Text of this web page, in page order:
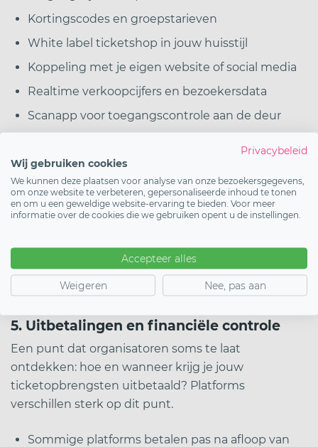
Kortingscodes en groepstarieven
White label ticketshop in jouw huisstijl
Koppeling met je eigen website of social media
Realtime verkoopcijfers en bezoekersdata
Scanapp voor toegangscontrole aan de deur
systemen
Mogelijkheid tot bezoekersregistratie zonder
betaling
GO-tickets. Twijfel je of iets werkt voor jouw
specifieke situatie? Neem contact op, we denken
graag mee.
5. Uitbetalingen en financiële controle
Een punt dat organisatoren soms te laat
ontdekken: hoe en wanneer krijg je jouw
ticketopbrengsten uitbetaald? Platforms
verschillen sterk op dit punt.
Sommige platforms betalen pas na afloop van
Privacybeleid
Wij gebruiken cookies
We kunnen deze plaatsen voor analyse van onze bezoekersgegevens,
om onze website te verbeteren, gepersonaliseerde inhoud te tonen
en om u een geweldige website-ervaring te bieden. Voor meer
informatie over de cookies die we gebruiken opent u de instellingen.
Accepteer alles
Weigeren Nee, pas aan